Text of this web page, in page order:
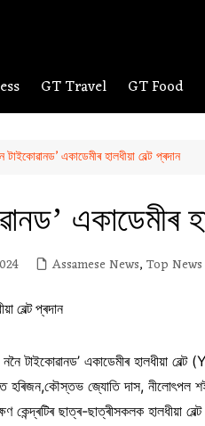
GT Travel GT Food
টাইকোৱানড’ একাডেমীৰ হালধীয়া বেল্ট প্ৰদান
একাডেমীৰ
Assamese News, Top News
টাইকোৱানড’ একাডেমীৰ হালধীয়া
হৰিজন,কৌস্তভ জ্যোতি দাস, নীলোৎপল
ছাত্ৰ-ছাত্ৰীসকলক হালধীয়া